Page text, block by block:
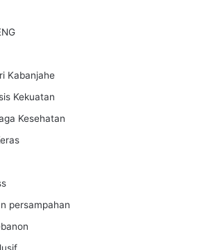
Kabanjahe
Kekuatan
Kesehatan
persampahan